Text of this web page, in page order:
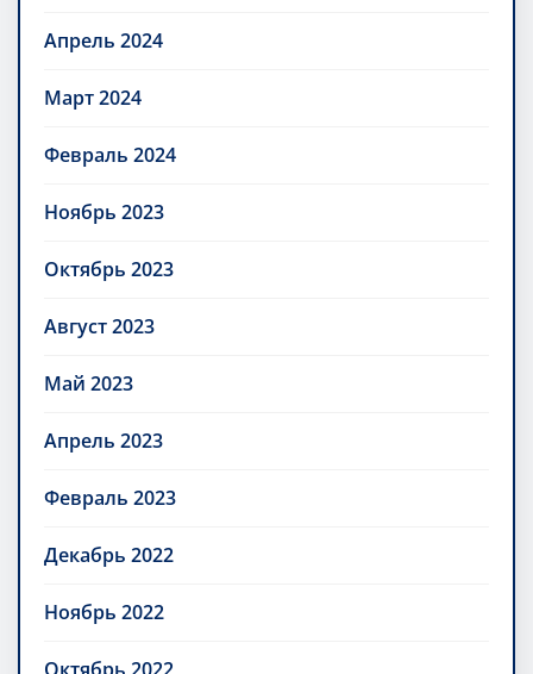
Апрель 2024
Март 2024
Февраль 2024
Ноябрь 2023
Октябрь 2023
Август 2023
Май 2023
Апрель 2023
Февраль 2023
Декабрь 2022
Ноябрь 2022